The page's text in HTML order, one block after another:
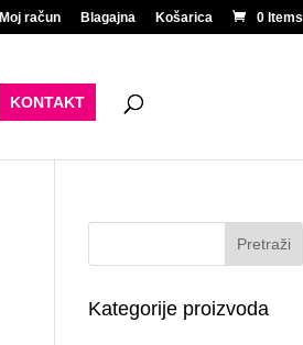
Moj račun Blagajna Košarica 0 Items
KONTAKT
Kategorije proizvoda